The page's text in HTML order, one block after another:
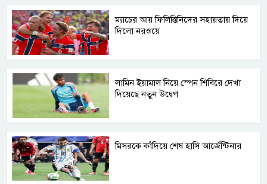
ম্যাচের আয় ফিলিস্তিনিদের সহায়তায় দিয়ে
দিলো নরওয়ে
লামিন ইয়ামাল নিয়ে স্পেন শিবিরে দেখা
দিয়েছে নতুন উদ্বেগ
মিসরকে কাঁদিয়ে শেষ হাসি আর্জেন্টিনার